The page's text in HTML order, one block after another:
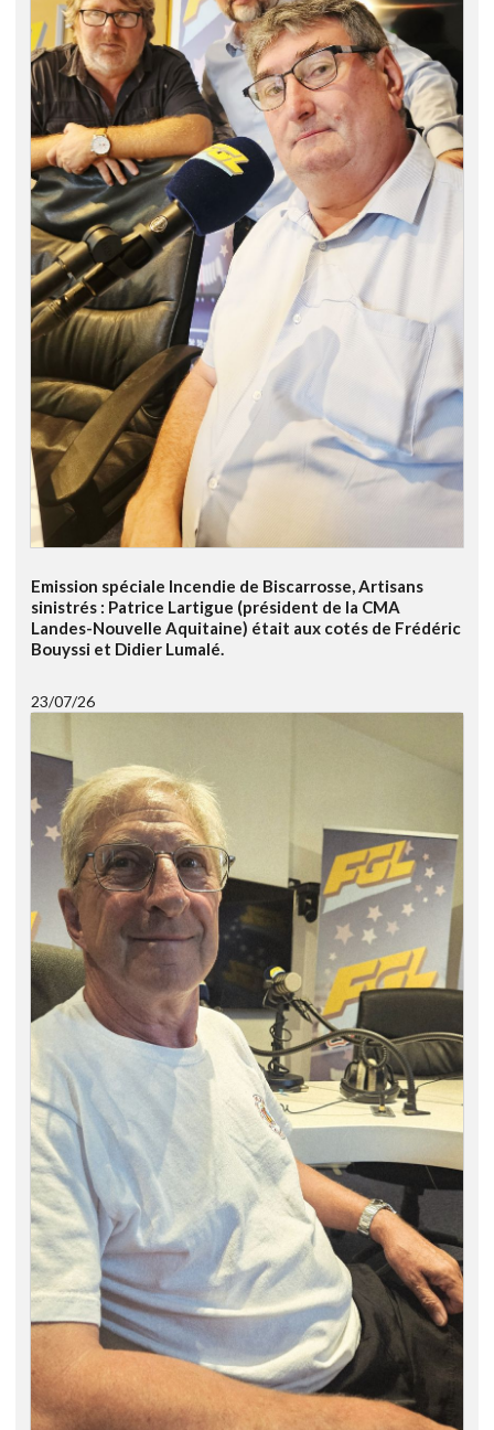
Emission spéciale Incendie de Biscarrosse, Artisans
sinistrés : Patrice Lartigue (président de la CMA
Landes-Nouvelle Aquitaine) était aux cotés de Frédéric
Bouyssi et Didier Lumalé.
23/07/26